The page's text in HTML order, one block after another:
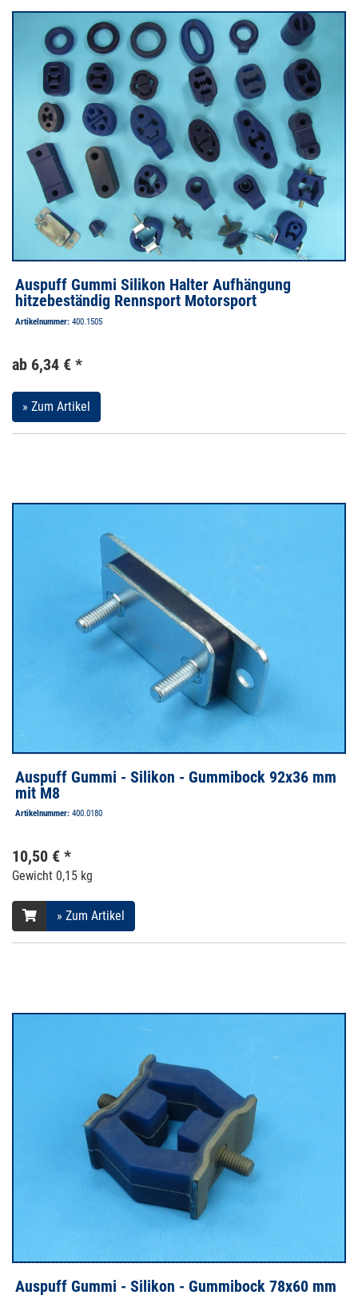
Auspuff Gummi Silikon Halter Aufhängung
hitzebeständig Rennsport Motorsport
Artikelnummer: 400.1505
ab 6,34 € *
» Zum Artikel
Auspuff Gummi - Silikon - Gummibock 92x36 mm
mit M8
Artikelnummer: 400.0180
10,50 € *
Gewicht 0,15 kg
» Zum Artikel
Auspuff Gummi - Silikon - Gummibock 78x60 mm